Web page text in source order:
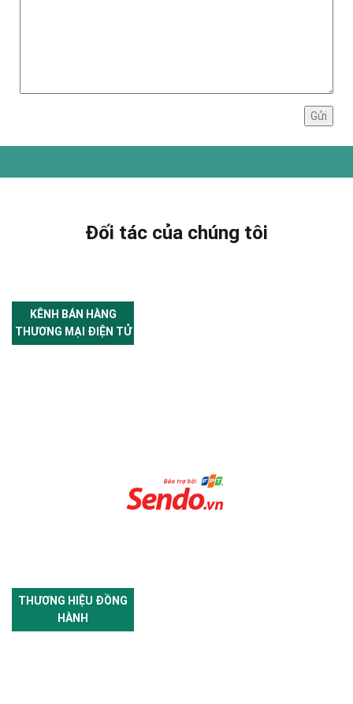
Đối tác của chúng tôi
KÊNH BÁN HÀNG
THƯƠNG MẠI ĐIỆN TỬ
THƯƠNG HIỆU ĐỒNG
HÀNH